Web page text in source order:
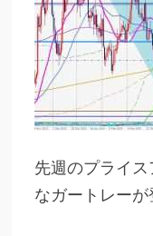
先週のプライ
なガートレーが